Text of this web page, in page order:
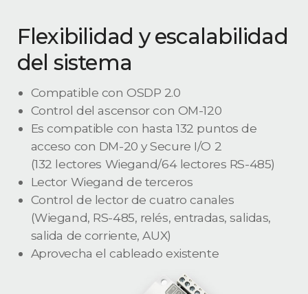
Flexibilidad y escalabilidad
del sistema
Compatible con OSDP 2.0
Control del ascensor con OM-120
Es compatible con hasta 132 puntos de
acceso con DM-20 y Secure I/O 2
(132 lectores Wiegand/64 lectores RS-485)
Lector Wiegand de terceros
Control de lector de cuatro canales
(Wiegand, RS-485, relés, entradas, salidas,
salida de corriente, AUX)
Aprovecha el cableado existente